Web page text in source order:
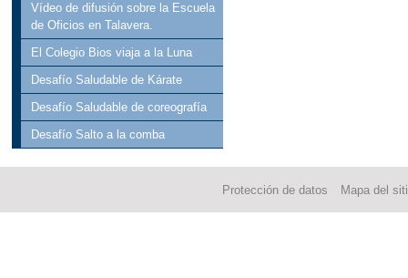
Vídeo de difusión sobre la Escuela
de Oficios en Talavera.
El Colegio Bios viaja a la Luna
Desafío Saludable de Kárate
Desafío Saludable de coreografía
Desafío Salto a la comba
Protección de datos Mapa del